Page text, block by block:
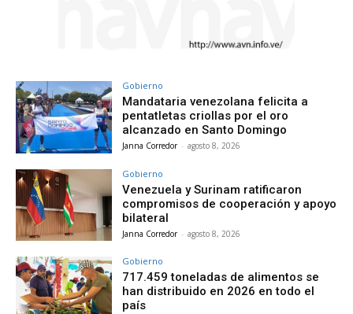
Gobierno
Mandataria venezolana felicita a
pentatletas criollas por el oro
alcanzado en Santo Domingo
Janna Corredor - agosto 8, 2026
Gobierno
Venezuela y Surinam ratificaron
compromisos de cooperación y apoyo
bilateral
Janna Corredor - agosto 8, 2026
Gobierno
717.459 toneladas de alimentos se
han distribuido en 2026 en todo el
país